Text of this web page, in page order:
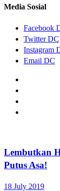
Media Sosial
Facebook
Twitter DC
Instagram
Email DC
Lembutkan
Putus Asa!
18 July 2019